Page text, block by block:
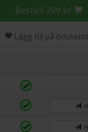
Beställ 299 kr
Lägg till på